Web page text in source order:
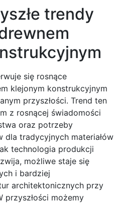
trendy
się rosnące
klejonym konstrukcyjnym
przyszłości. Trend ten
z rosnącej świadomości
oraz potrzeby
dla tradycyjnych materiałów
technologia produkcji
możliwe staje się
i bardziej
architektonicznych przy
przyszłości możemy